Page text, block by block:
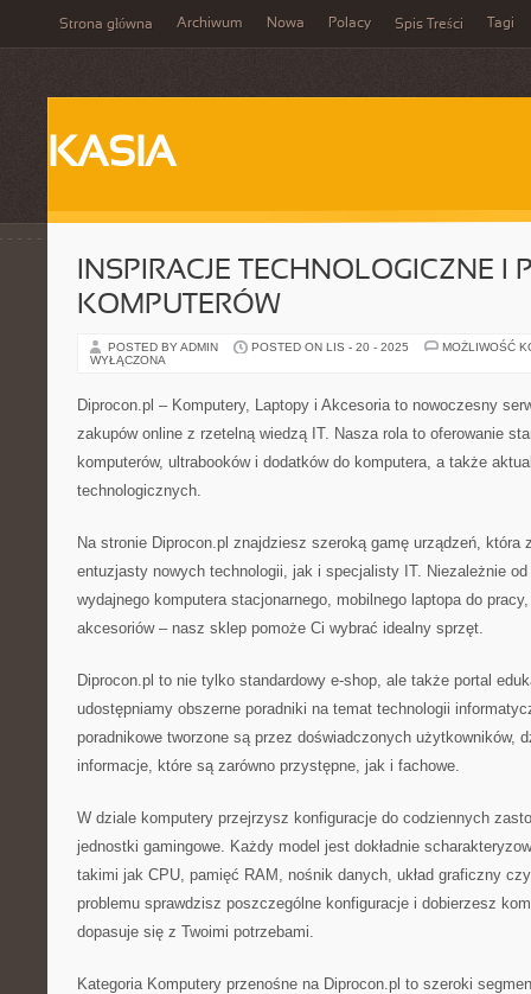
Strona główna Archiwum Nowa Polacy Spis Treści Tagi
KASIA
INSPIRACJE TECHNOLOGICZNE I
KOMPUTERÓW
POSTED BY ADMIN POSTED ON LIS - 20 - 2025
MOŻLIWOŚĆ
WYŁĄCZONA
Diprocon.pl – Komputery, Laptopy i Akcesoria to nowoczesny
zakupów online z rzetelną wiedzą IT. Nasza rola to oferowanie
komputerów, ultrabooków i dodatków do komputera, a także
technologicznych.
Na stronie Diprocon.pl znajdziesz szeroką gamę urządzeń, która
entuzjasty nowych technologii, jak i specjalisty IT. Niezależnie
wydajnego komputera stacjonarnego, mobilnego laptopa do
akcesoriów – nasz sklep pomoże Ci wybrać idealny sprzęt.
Diprocon.pl to nie tylko standardowy e-shop, ale także portal
udostępniamy obszerne poradniki na temat technologii
poradnikowe tworzone są przez doświadczonych użytkowników,
informacje, które są zarówno przystępne, jak i fachowe.
W dziale komputery przejrzysz konfiguracje do codziennych
jednostki gamingowe. Każdy model jest dokładnie
takimi jak CPU, pamięć RAM, nośnik danych, układ graficzny
problemu sprawdzisz poszczególne konfiguracje i dobierzesz
dopasuje się z Twoimi potrzebami.
Kategoria Komputery przenośne na Diprocon.pl to szeroki